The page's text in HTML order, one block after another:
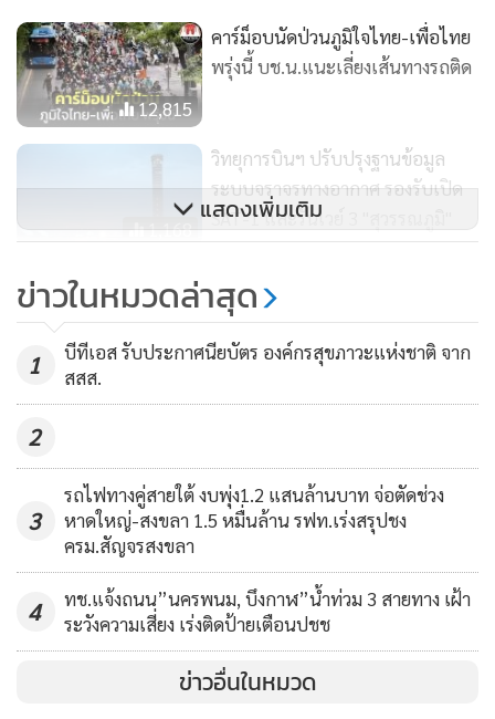
อย่างไรก็ตามทางบริษัทฯ ได้ทำการประสานงานไปยัง
กรุงเทพมหานคร ในการหาแนวทางปฏิบัติเพิ่มเติม
เพื่อเพิ่มประสิทธิภาพในการป้องกัน และซ่อมบำรุงให้ดียิ่งขึ้นไม่
ให้เหตุการณ์ดังกล่าวเกิดขึ้นซ้ำอีก
หากประชาชนพบเห็นตัวอาคารสถานี หรืออุปกรณ์ในระบบรถ
ไฟฟ้าบีทีเอส อยู่ในสภาพไม่สมบูรณ์ โปรดแจ้งเจ้าหน้าที่สถานีได้
ทันที หรือแจ้งศูนย์ลูกค้าสัมพันธ์ โทร 02-617- 6000
หรือไลน์ @btsskytrain
12,815
คาร์ม็อบนัดป่วนภูมิใจไทย-เพื่อไทย
พรุ่งนี้ บช.น.แนะเลี่ยงเส้นทางรถติด
1,168
วิทยุการบินฯ ปรับปรุงฐานข้อมูล
ระบบจราจรทางอากาศ รองรับเปิด
SAT-1 และรันเวย์ 3 "สุวรรณภูมิ"
404
STAR ยกระดับผู้ประกอบการท่อง
เที่ยวไทย สู่ระดับสากล
แสดงเพิ่มเติม
ข่าวในหมวดล่าสุด
1
บีทีเอส รับประกาศนียบัตร องค์กรสุขภาวะแห่งชาติ จาก
สสส.
2
3
รถไฟทางคู่สายใต้ งบพุ่ง1.2 แสนล้านบาท จ่อตัดช่วง
หาดใหญ่-สงขลา 1.5 หมื่นล้าน รฟท.เร่งสรุปชง
ครม.สัญจรสงขลา
4
ทช.แจ้งถนน”นครพนม, บึงกาฬ”น้ำท่วม 3 สายทาง เฝ้า
ระวังความเสี่ยง เร่งติดป้ายเตือนปชช
ข่าวอื่นในหมวด
MGR Online ใช้คุกกี้ (Cookies)
MGR Online ใช้คุกกี้ เพื่อจัดการข้อมูลส่วนบุคคลเพื่อนำเสนอ